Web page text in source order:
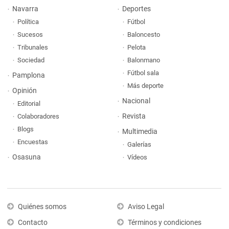
Navarra
Política
Sucesos
Tribunales
Sociedad
Pamplona
Opinión
Editorial
Colaboradores
Blogs
Encuestas
Osasuna
Deportes
Fútbol
Baloncesto
Pelota
Balonmano
Fútbol sala
Más deporte
Nacional
Revista
Multimedia
Galerías
Vídeos
Quiénes somos
Contacto
Aviso Legal
Términos y condiciones